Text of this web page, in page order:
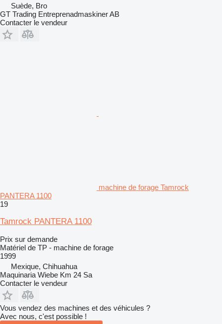
Suède, Bro
GT Trading Entreprenadmaskiner AB
Contacter le vendeur
machine de forage Tamrock
PANTERA 1100
19
Tamrock PANTERA 1100
Prix sur demande
Matériel de TP - machine de forage
1999
Mexique, Chihuahua
Maquinaria Wiebe Km 24 Sa
Contacter le vendeur
Vous vendez des machines et des véhicules ?
Avec nous, c'est possible !